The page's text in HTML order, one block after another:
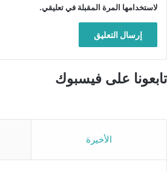
لاستخدامها المرة المقبلة في تعليقي.
تابعونا على فيسبوك
الأخيرة